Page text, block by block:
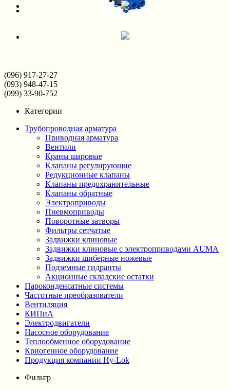
(096) 917-27-27
(093) 948-47-15
(099) 33-90-752
Категории
Трубопроводная арматура
Приводная арматура
Вентили
Краны шаровые
Клапаны регулирующие
Редукционные клапаны
Клапаны предохранительные
Клапаны обратные
Электроприводы
Пневмоприводы
Поворотные затворы
Фильтры сетчатые
Задвижки клиновые
Задвижки клиновые с электроприводами AUMA
Задвижки шиберные ножевые
Подземные гидранты
Акционные складские остатки
Пароконденсатные системы
Частотные преобразователи
Вентиляция
КИПиА
Электродвигатели
Насосное оборудование
Теплообменное оборудование
Криогенное оборудование
Продукция компании Hy-Lok
Фильтр